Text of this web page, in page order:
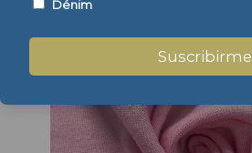
Dénim
Suscribirme